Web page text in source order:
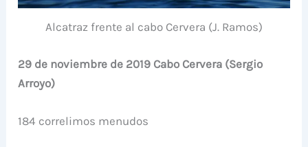
Alcatraz frente al cabo Cervera (J. Ramos)
29 de noviembre de 2019 Cabo Cervera (Sergio
Arroyo)
184 correlimos menudos